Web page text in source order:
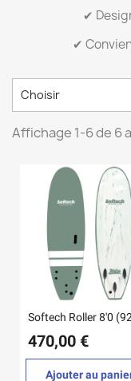
✔
✔
Choisir
Affichage 1-6 de 6
Softech Roller 8'0
470,00 €
Ajouter au